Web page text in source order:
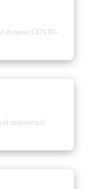
durante COVID-
ministerial